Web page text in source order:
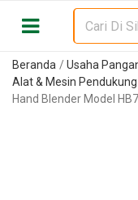
Beranda
Usaha
Alat & Mesin
Hand Blender Model